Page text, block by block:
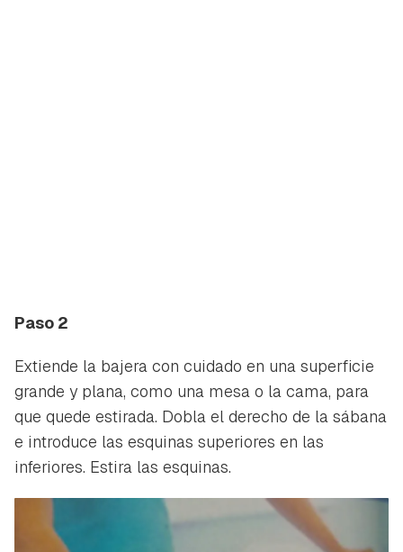
Paso 2
Extiende la bajera con cuidado en una superficie
grande y plana, como una mesa o la cama, para
que quede estirada. Dobla el derecho de la sábana
e introduce las esquinas superiores en las
inferiores. Estira las esquinas.